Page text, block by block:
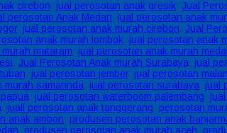
cirebon, jual perosotan anak gresik, Jual
perosotan Anak Medan, jual perosotan anak
, jual perosotan anak murah cirebon, Jual
anak murah lombok, jual perosotan anak
mataram, jual perosotan anak murah
, Jual Perosotan Anak murah Surabaya, jual
, jual perosotan jember, jual perosotan
murah samarinda, jual perosotan surabaya, jual
, jual perosotan waterboom palembang,
, juall perosotan anak tanggerang, perosotan
anak ambon, produsen perosotan anak
, produsen perosotan anak murah aceh,